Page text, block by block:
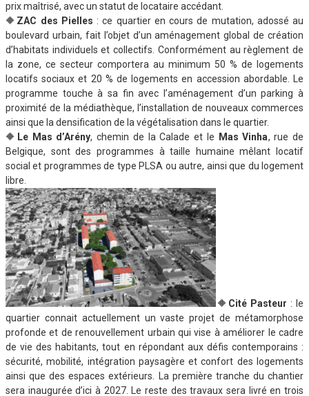
prix maîtrisé, avec un statut de locataire accédant.
🔶 ZAC des Pielles : ce quartier en cours de mutation, adossé au
boulevard urbain, fait l’objet d’un aménagement global de création
d’habitats individuels et collectifs. Conformément au règlement de
la zone, ce secteur comportera au minimum 50 % de logements
locatifs sociaux et 20 % de logements en accession abordable. Le
programme touche à sa fin avec l’aménagement d’un parking à
proximité de la médiathèque, l’installation de nouveaux commerces
ainsi que la densification de la végétalisation dans le quartier.
🔶 Le Mas d’Arény, chemin de la Calade et le Mas Vinha, rue de
Belgique, sont des programmes à taille humaine mêlant locatif
social et programmes de type PLSA ou autre, ainsi que du logement
libre.
🔶 Cité Pasteur : le
quartier connait actuellement un vaste projet de métamorphose
profonde et de renouvellement urbain qui vise à améliorer le cadre
de vie des habitants, tout en répondant aux défis contemporains :
sécurité, mobilité, intégration paysagère et confort des logements
ainsi que des espaces extérieurs. La première tranche du chantier
sera inaugurée d’ici à 2027. Le reste des travaux sera livré en trois